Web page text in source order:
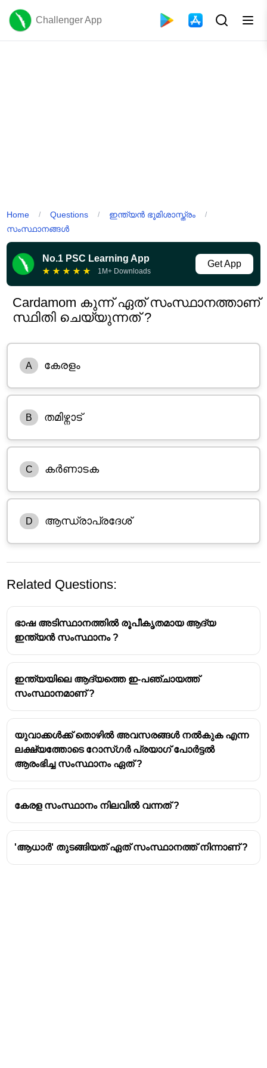
Challenger App
Home / Questions / ഇന്ത്യൻ ഭൂമിശാസ്ത്രം /
സംസ്ഥാനങ്ങൾ
No.1 PSC Learning App
★ ★ ★ ★ ★ 1M+ Downloads
Get App
Cardamom കുന്ന് ഏത് സംസ്ഥാനത്താണ്
സ്ഥിതി ചെയ്യുന്നത് ?
A കേരളം
B തമിഴ്നാട്
C കർണാടക
D ആന്ധ്രാപ്രദേശ്
ഇവഇടുക്കി ജില്ലയുടെ തെക്കുകിഴക്ക് ഭാഗത്തും
ഭാഗികമായിതെക്കൻ തമിഴ്‌നാട്ടിലേക്കും
വ്യാപിച്ചിരിക്കുന്നു.
Ghats)ഭാഗമാണ്.
ഈ പ്രദേശം
ഏലക്ക (Cardamom)
കൃഷിക്കായി
ലോകപ്രശസ്തമാണ് — അതുകൊണ്ടാണ് ഈ
Related Questions:
ഭാഷ അടിസ്ഥാനത്തിൽ രൂപീകൃതമായ ആദ്യ
ഇന്ത്യൻ സംസ്ഥാനം ?
ഇന്ത്യയിലെ ആദ്യത്തെ ഇ-പഞ്ചായത്ത്
സംസ്ഥാനമാണ് ?
യുവാക്കൾക്ക് തൊഴിൽ അവസരങ്ങൾ നൽകുക എന്ന
ലക്ഷ്യത്തോടെ റോസ്‌ഗർ പ്രയാഗ് പോർട്ടൽ
ആരംഭിച്ച സംസ്ഥാനം ഏത് ?
കേരള സംസ്ഥാനം നിലവിൽ വന്നത് ?
'ആധാർ' തുടങ്ങിയത് ഏത് സംസ്ഥാനത്ത് നിന്നാണ് ?